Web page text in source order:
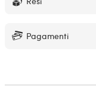
Pagamenti